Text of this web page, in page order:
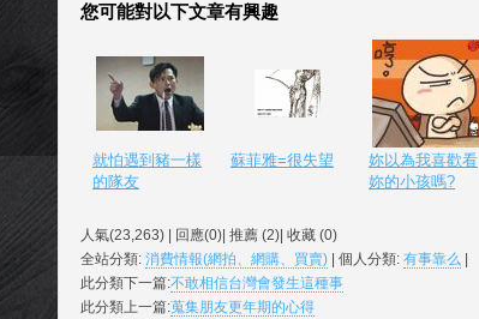
您可能對以下文章有興趣
就怕遇到豬一樣
的隊友
蘇菲雅=很失望
妳以為我喜歡看
妳的小孩嗎?
人氣(23,263) | 回應(0)| 推薦 (2)| 收藏 (0)
全站分類: 消費情報(網拍、網購、買賣) | 個人分類: 有事靠么
此分類下一篇:不敢相信台灣會發生這種事
此分類上一篇:蒐集朋友更年期的心得